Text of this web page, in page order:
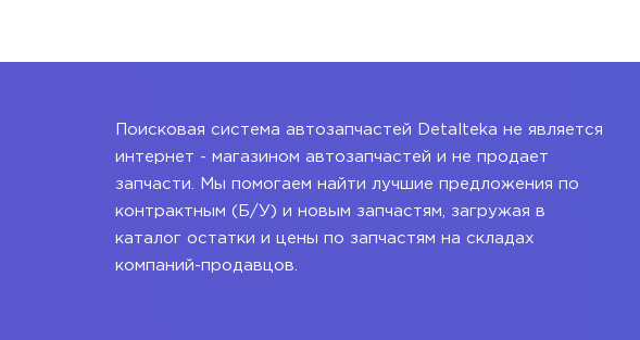
Поисковая система автозапчастей Detalteka не является
интернет - магазином автозапчастей и не продает
запчасти. Мы помогаем найти лучшие предложения по
контрактным (Б/У) и новым запчастям, загружая в
каталог остатки и цены по запчастям на складах
компаний-продавцов.